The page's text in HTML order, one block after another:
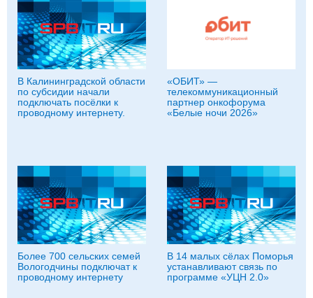
В Калининградской области
по субсидии начали
подключать посёлки к
проводному интернету.
«ОБИТ» —
телекоммуникационный
партнер онкофорума
«Белые ночи 2026»
Более 700 сельских семей
Вологодчины подключат к
проводному интернету
В 14 малых сёлах Поморья
устанавливают связь по
программе «УЦН 2.0»